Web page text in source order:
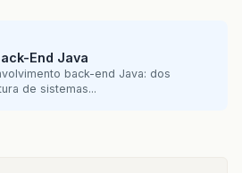
End Java
back-end Java: dos
de sistemas...